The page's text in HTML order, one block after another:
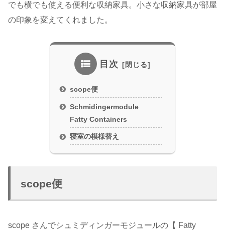
でも横でも使える便利な収納家具。小さな収納家具が部屋
の印象を変えてくれました。
目次
scope便
Schmidingermodule
Fatty Containers
寝室の模様替え
scope便
scope さんでシュミディンガーモジュールの【 Fatty